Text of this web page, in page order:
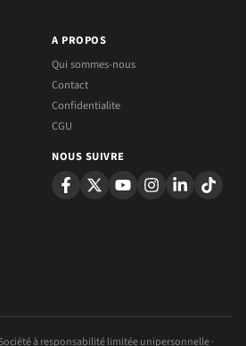
A PROPOS
Qui sommes-nous
Contact
Confidentialite
CGU
NOUS SUIVRE
à responsabilité limitée unipersonnelle ·